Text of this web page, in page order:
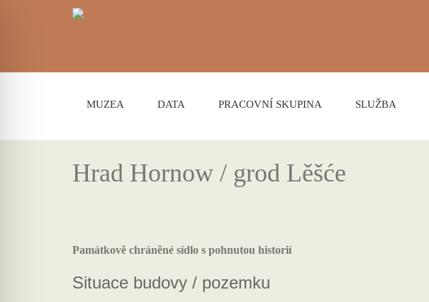
MUZEA DATA PRACOVNÍ SKUPINA SLUŽBA
Hrad Hornow / grod Lěšće
Památkově chráněné sídlo s pohnutou historií
Situace budovy / pozemku